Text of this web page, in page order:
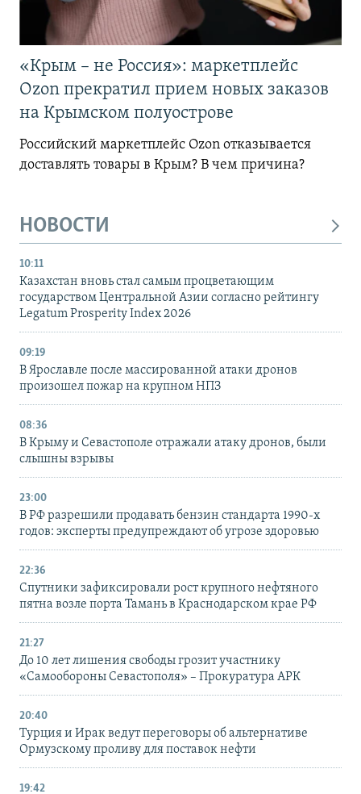
«Крым – не Россия»: маркетплейс
Ozon прекратил прием новых заказов
на Крымском полуострове
Российский маркетплейс Ozon отказывается
доставлять товары в Крым? В чем причина?
НОВОСТИ
10:11
Казахстан вновь стал самым процветающим
государством Центральной Азии согласно рейтингу
Legatum Prosperity Index 2026
09:19
В Ярославле после массированной атаки дронов
произошел пожар на крупном НПЗ
08:36
В Крыму и Севастополе отражали атаку дронов, были
слышны взрывы
23:00
В РФ разрешили продавать бензин стандарта 1990-х
годов: эксперты предупреждают об угрозе здоровью
22:36
Спутники зафиксировали рост крупного нефтяного
пятна возле порта Тамань в Краснодарском крае РФ
21:27
До 10 лет лишения свободы грозит участнику
«Самообороны Севастополя» – Прокуратура АРК
20:40
Турция и Ирак ведут переговоры об альтернативе
Ормузскому проливу для поставок нефти
19:42